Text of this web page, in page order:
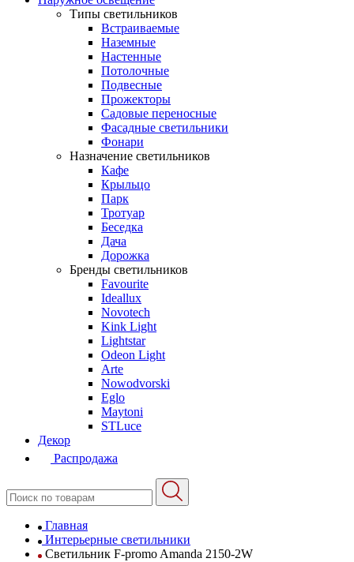
Типы светильников
Встраиваемые
Наземные
Настенные
Потолочные
Подвесные
Прожекторы
Садовые переносные
Фасадные светильники
Фонари
Назначение светильников
Кафе
Крыльцо
Парк
Тротуар
Беседка
Дача
Дорожка
Бренды светильников
Favourite
Ideallux
Novotech
Kink Light
Lightstar
Odeon Light
Arte
Nowodvorski
Eglo
Maytoni
STLuce
Декор
Распродажа
Главная
Интерьерные светильники
Светильник F-promo Amanda 2150-2W